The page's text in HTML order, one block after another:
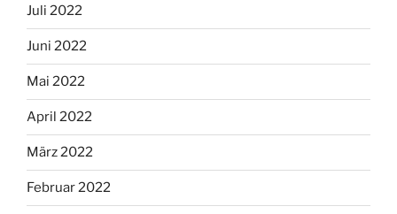
Juli 2022
Juni 2022
Mai 2022
April 2022
März 2022
Februar 2022